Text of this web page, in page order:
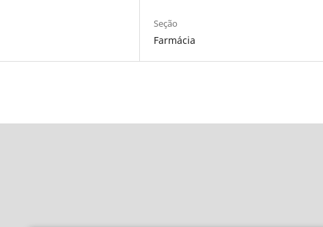
Seção
Farmácia